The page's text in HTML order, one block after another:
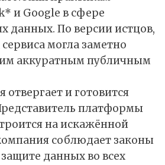
и Google в сфере
данных. По версии истцов,
могла заметно
аккуратным публичным
и готовится
платформы
на искажённой
соблюдает законы
данных во всех